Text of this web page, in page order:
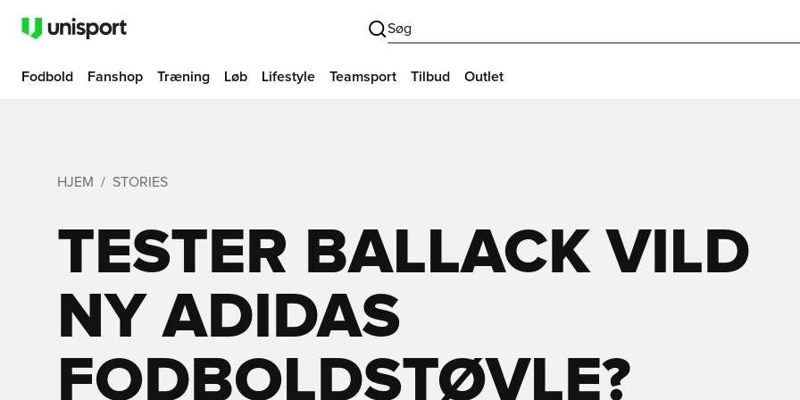
Søg
Fodbold Fanshop Træning Løb Lifestyle Teamsport Tilbud Outlet
HJEM STORIES
TESTER BALLACK VILD
NY ADIDAS
FODBOLDSTØVLE?